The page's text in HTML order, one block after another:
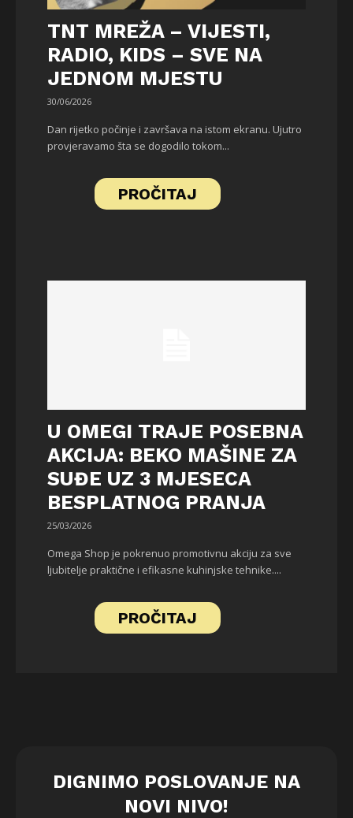
TNT MREŽA – VIJESTI,
RADIO, KIDS – SVE NA
JEDNOM MJESTU
30/06/2026
Dan rijetko počinje i završava na istom ekranu. Ujutro
provjeravamo šta se dogodilo tokom...
PROČITAJ
U OMEGI TRAJE POSEBNA
AKCIJA: BEKO MAŠINE ZA
SUĐE UZ 3 MJESECA
BESPLATNOG PRANJA
25/03/2026
Omega Shop je pokrenuo promotivnu akciju za sve
ljubitelje praktične i efikasne kuhinjske tehnike....
PROČITAJ
DIGNIMO POSLOVANJE NA
NOVI NIVO!